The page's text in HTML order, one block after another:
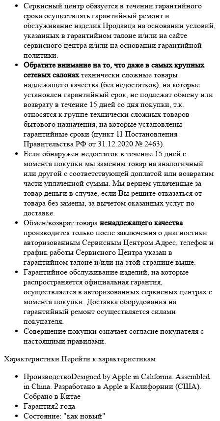
Сервисный центр обязуется в течении гарантийного
срока осуществлять гарантийный ремонт и
обслуживание изделия Продавца на основании условий,
указанных в гарантийном талоне и/или на сайте
сервисного центра и/или на основании гарантийной
политики.
Обратите внимание на то, что даже в самых крупных
сетевых салонахтехнически сложные товары
надлежащего качества (без недостатков), на которые
установлен гарантийный срок, не подлежат обмену или
возврату в течение 15 дней со дня покупки, т.к.
относятся к группе технически сложных товаров
бытового назначения, на которые установлены
гарантийные сроки (пункт 11 Постановления
Правительства РФ от 31.12.2020 № 2463).
Если обнаружен недостаток в течение 15 дней с
момента покупки мы заменим товар на аналогичный
или другой с соответствующей доплатой или возвратим
части уплаченной суммы. Мы вернем уплаченные за
товар деньги в случае, если Вы решите отказаться от
товара без замены, за вычетом оказанных услуг по
доставке.
Обмен/возврат товара ненадлежащего качества
производится только после заключения о диагностики
авторизованным Сервисным Центром.Адрес, телефон и
график работы Сервисного Центра указан в
гарантийном талоне и/или на этой странице выше.
Гарантийное обслуживание изделий, на которые
распространяется официальная гарантия,
осуществляется в авторизованных сервисных центрах с
момента покупки. Доставка оборудования на
гарантийный ремонт осуществляется силами
покупателя.
Совершение покупки означает согласие покупателя с
настоящими правилами.
Характеристики Перейти к характеристикам
ПроизводствоDesigned by Apple in California. Assembled
in China. Разработано в Apple в Калифорнии (США).
Собрано в Китае
Гарантия2 года
Состояние: "как новый"